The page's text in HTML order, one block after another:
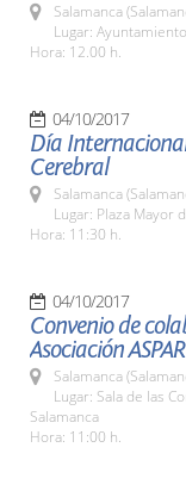
Salamanca
Lugar:
Hora: 12.00 h.
04/10/2017
Día
Cerebral
Salamanca
Lugar: Plaza Mayor
Hora: 11:30 h.
04/10/2017
Convenio de
Asociación
Salamanca
Lugar: Sala de las
Salamanca
Hora: 11:00 h.